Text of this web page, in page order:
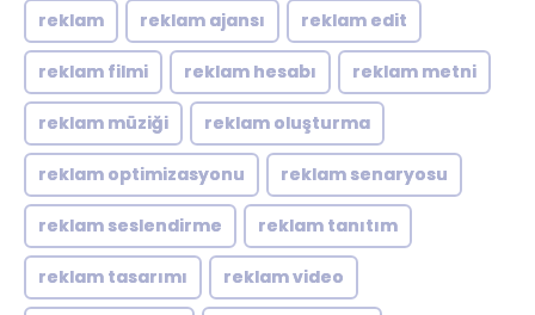
reklam reklam ajansı reklam edit
reklam filmi reklam hesabı reklam metni
reklam müziği reklam oluşturma
reklam optimizasyonu reklam senaryosu
reklam seslendirme reklam tanıtım
reklam tasarımı reklam video